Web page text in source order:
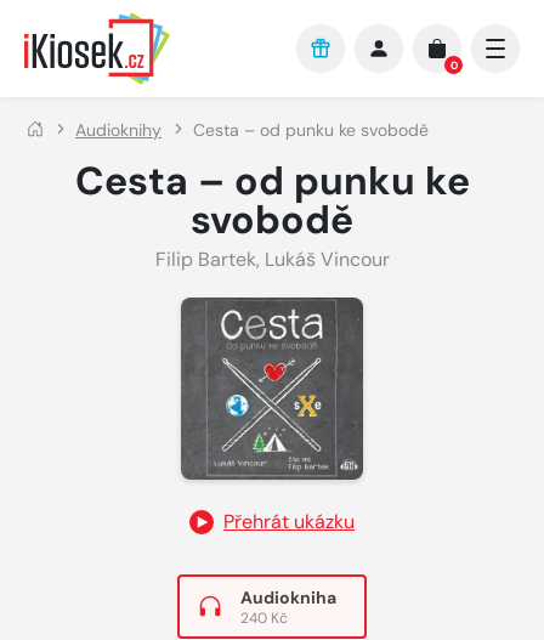
Přejít na hlavní obsah
0
Audioknihy Cesta – od punku ke svobodě
Cesta – od punku ke
svobodě
Filip Bartek, Lukáš Vincour
Přehrát ukázku
Audiokniha
240 Kč